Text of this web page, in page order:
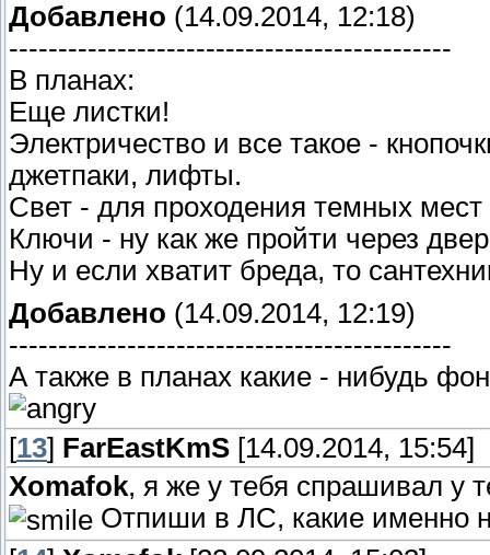
Добавлено (14.09.2014, 12:18)
---------------------------------------------
В планах:
Еще листки!
Электричество и все такое -
джетпаки, лифты.
Свет - для проходения темных мест
Ключи - ну как же пройти через
Ну и если хватит бреда, то
Добавлено (14.09.2014, 12:19)
---------------------------------------------
А также в планах какие - нибудь
[13] FarEastKmS [14.09.2014, 15:54]
Xomafok, я же у тебя спрашивал у
Отпиши в ЛС, какие именно